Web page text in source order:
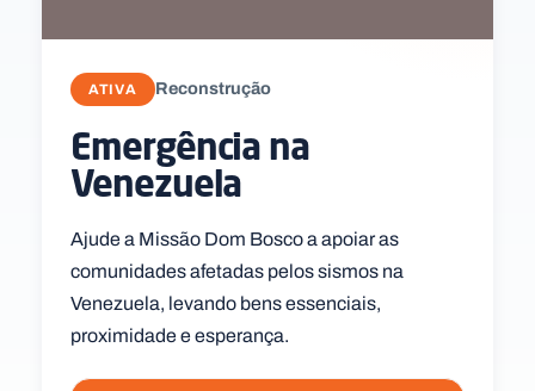
ATIVA Reconstrução
Emergência na
Venezuela
Ajude a Missão Dom Bosco a apoiar as
comunidades afetadas pelos sismos na
Venezuela, levando bens essenciais,
proximidade e esperança.